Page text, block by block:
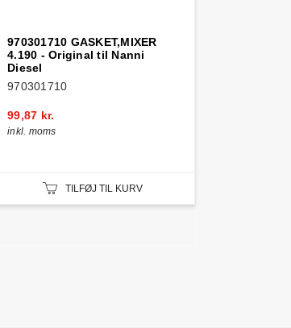
970301710 GASKET,MIXER
4.190 - Original til Nanni
Diesel
970301710
99,87 kr.
inkl. moms
TILFØJ TIL KURV